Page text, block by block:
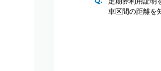
車区間の距離を